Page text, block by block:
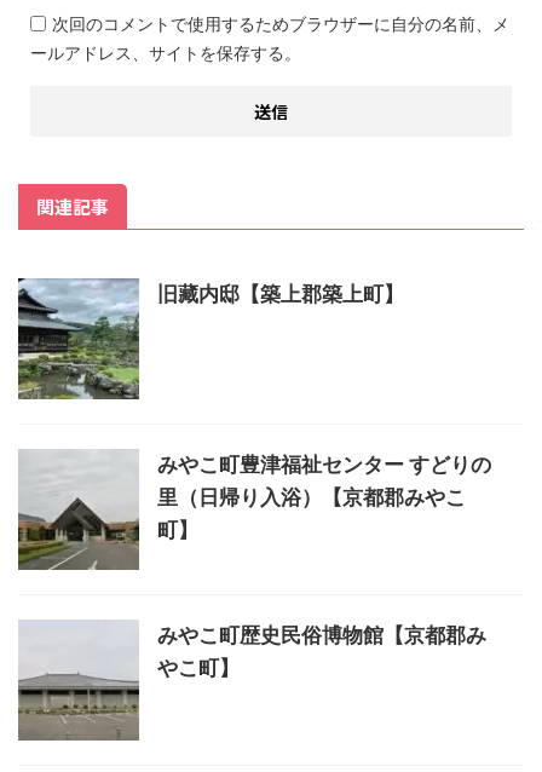
次回のコメントで使用するためブラウザーに自分の名前、メ
ールアドレス、サイトを保存する。
関連記事
旧藏内邸【築上郡築上町】
みやこ町豊津福祉センター すどりの
里（日帰り入浴）【京都郡みやこ
町】
みやこ町歴史民俗博物館【京都郡み
やこ町】